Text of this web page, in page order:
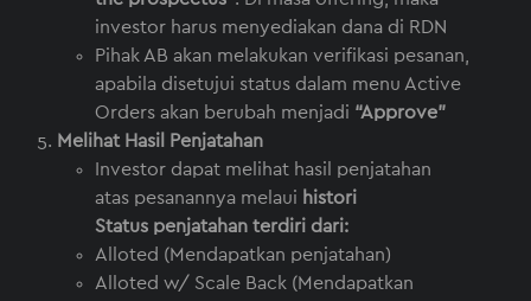
investor harus menyediakan dana di RDN
Pihak AB akan melakukan verifikasi pesanan,
apabila disetujui status dalam menu Active
Orders akan berubah menjadi “Approve”
Melihat Hasil Penjatahan
Investor dapat melihat hasil penjatahan
atas pesanannya melaui histori
Status penjatahan terdiri dari:
Alloted (Mendapatkan penjatahan)
Alloted w/ Scale Back (Mendapatkan